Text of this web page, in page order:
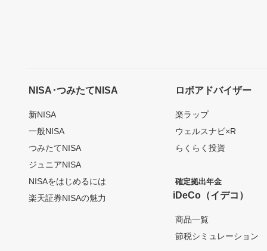
NISA･つみたてNISA
新NISA
一般NISA
つみたてNISA
ジュニアNISA
NISAをはじめるには
楽天証券NISAの魅力
ロボアドバイザー
楽ラップ
ウェルスナビ×R
らくらく投資
確定拠出年金
iDeCo（イデコ）
商品一覧
節税シミュレーション